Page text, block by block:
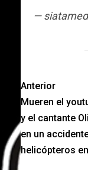
—
Anterior
Mueren el
y el cantante
en un
helicópteros